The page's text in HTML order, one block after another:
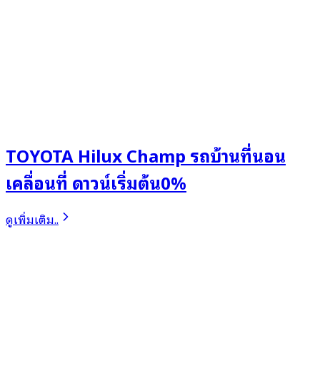
TOYOTA Hilux Champ รถบ้านที่นอน
เคลื่อนที่ ดาวน์เริ่มต้น0%
ดูเพิ่มเติม..